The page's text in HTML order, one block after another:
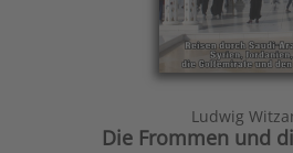
Ludwig
Die Frommen und